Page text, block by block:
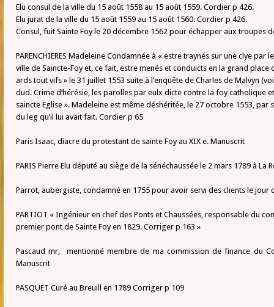
Elu consul de la ville du 15 août 1558 au 15 août 1559. Cordier p 426.
Elu jurat de la ville du 15 août 1559 au 15 août 1560. Cordier p 426.
Consul, fuit Sainte Foy le 20 décembre 1562 pour échapper aux troupes
PARENCHIERES Madeleine Condamnée à « estre traynés sur une clye
ville de Saincte-Foy et, ce fait, estre menés et conduicts en la grand place
ards tout vifs » le 31 juillet 1553 suite à l’enquête de Charles de Malvyn
dud. Crime d’hérésie, les parolles par eulx dicte contre la foy catholique
saincte Eglise ». Madeleine est même déshéritée, le 27 octobre 1553, par
du leg qu’il lui avait fait. Cordier p 65
Paris Isaac, diacre du protestant de sainte Foy au XIX e. Manuscrit
PARIS Pierre Elu député au siège de la sénéchaussée le 2 mars 1789 à La
Parrot, aubergiste, condamné en 1755 pour avoir servi des clients le jour
PARTIOT « Ingénieur en chef des Ponts et Chaussées, responsable du
premier pont de Sainte Foy en 1829. Corriger p 163 »
Pascaud mr, mentionné membre de ma commission de finance du
Manuscrit
PASQUET Curé au Breuill en 1789 Corriger p 109